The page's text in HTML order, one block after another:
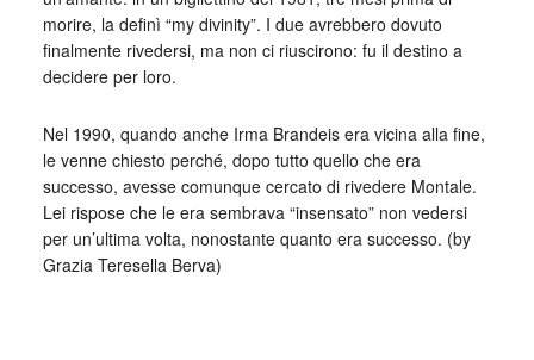
morire, la definì “my divinity”. I due avrebbero dovuto
finalmente rivedersi, ma non ci riuscirono: fu il destino a
decidere per loro.
Nel 1990, quando anche Irma Brandeis era vicina alla fine,
le venne chiesto perché, dopo tutto quello che era
successo, avesse comunque cercato di rivedere Montale.
Lei rispose che le era sembrava “insensato” non vedersi
per un’ultima volta, nonostante quanto era successo. (by
Grazia Teresella Berva)